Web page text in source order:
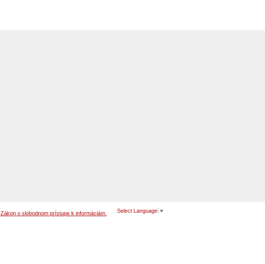
Select Language ▼
Zákon o slobodnom prístupe k informáciám.